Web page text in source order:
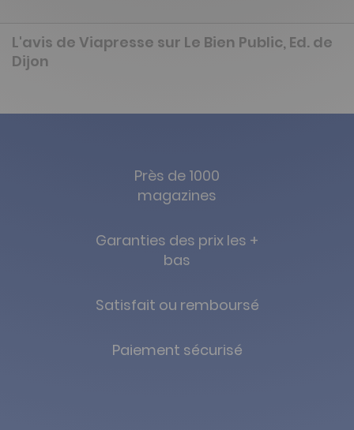
L'avis de Viapresse sur Le Bien Public, Ed. de
Dijon
Près de 1000
magazines
Garanties des prix les +
bas
Satisfait ou remboursé
Paiement sécurisé